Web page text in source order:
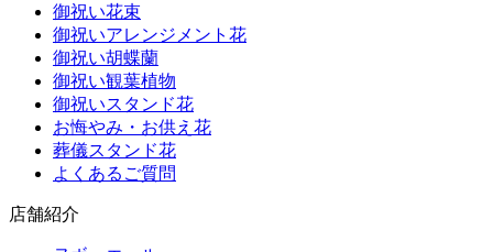
御祝い花束
御祝いアレンジメント花
御祝い胡蝶蘭
御祝い観葉植物
御祝いスタンド花
お悔やみ・お供え花
葬儀スタンド花
よくあるご質問
店舗紹介